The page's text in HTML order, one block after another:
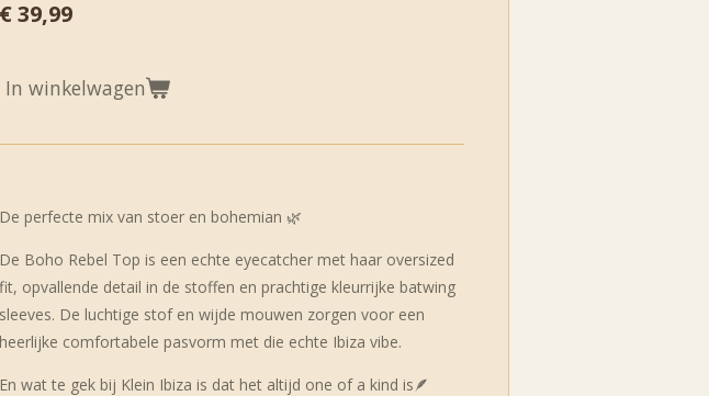
€ 39,99
In winkelwagen
De perfecte mix van stoer en bohemian 🌿
De Boho Rebel Top is een echte eyecatcher met haar oversized
fit, opvallende detail in de stoffen en prachtige kleurrijke batwing
sleeves. De luchtige stof en wijde mouwen zorgen voor een
heerlijke comfortabele pasvorm met die echte Ibiza vibe.
En wat te gek bij Klein Ibiza is dat het altijd one of a kind is🪶